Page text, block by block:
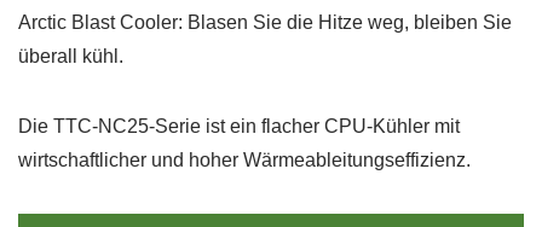
Arctic Blast Cooler: Blasen Sie die Hitze weg, bleiben Sie
überall kühl.
Die TTC-NC25-Serie ist ein flacher CPU-Kühler mit
wirtschaftlicher und hoher Wärmeableitungseffizienz.